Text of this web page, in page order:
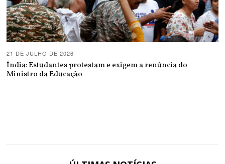
21 DE JULHO DE 2026
Índia: Estudantes protestam e exigem a renúncia do
Ministro da Educação